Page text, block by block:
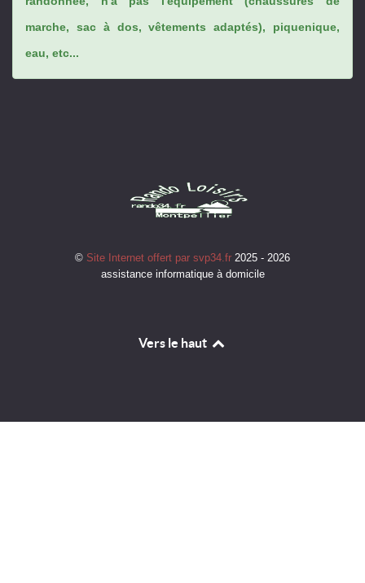
marche, sac à dos, vêtements adaptés), piquenique,
eau, etc...
© Site Internet offert par svp34.fr 2025 - 2026
assistance informatique à domicile
Vers le haut